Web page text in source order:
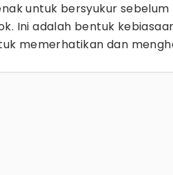
untuk bersyukur
Ini adalah bentuk
memerhatikan dan